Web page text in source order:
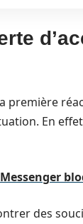
première
En
des